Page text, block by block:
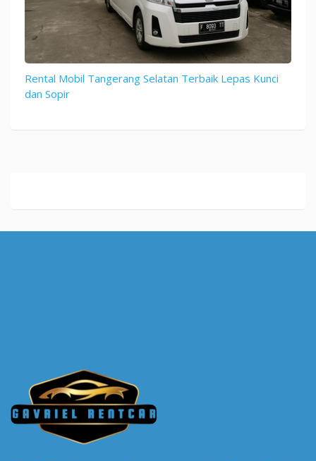
Rental Mobil Tangerang Selatan Terbaik Lepas Kunci
dan Sopir